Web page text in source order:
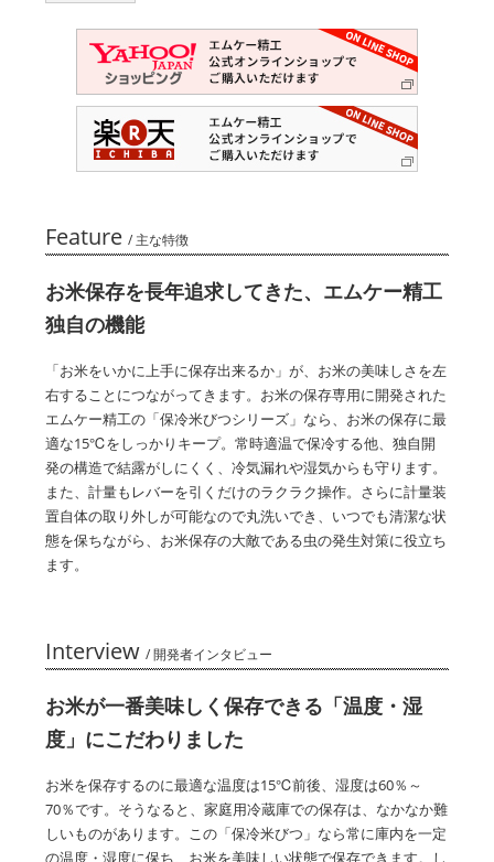
Feature/ 主な特徴
お米保存を長年追求してきた、エムケー精工
独自の機能
「お米をいかに上手に保存出来るか」が、お米の美味しさを左
右することにつながってきます。お米の保存専用に開発された
エムケー精工の「保冷米びつシリーズ」なら、お米の保存に最
適な15℃をしっかりキープ。常時適温で保冷する他、独自開
発の構造で結露がしにくく、冷気漏れや湿気からも守ります。
また、計量もレバーを引くだけのラクラク操作。さらに計量装
置自体の取り外しが可能なので丸洗いでき、いつでも清潔な状
態を保ちながら、お米保存の大敵である虫の発生対策に役立ち
ます。
Interview/ 開発者インタビュー
お米が一番美味しく保存できる「温度・湿
度」にこだわりました
お米を保存するのに最適な温度は15℃前後、湿度は60％～
70％です。そうなると、家庭用冷蔵庫での保存は、なかなか難
しいものがあります。この「保冷米びつ」なら常に庫内を一定
の温度・湿度に保ち、お米を美味しい状態で保存できます。し